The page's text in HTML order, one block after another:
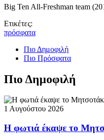
Big Ten All-Freshman team
Ετικέτες:
πρόσφατα
Πιο Δημοφιλή
Πιο Πρόσφατα
Πιο Δημοφιλή
1 Αυγούστου 2026
Η φωτιά έκαψε το